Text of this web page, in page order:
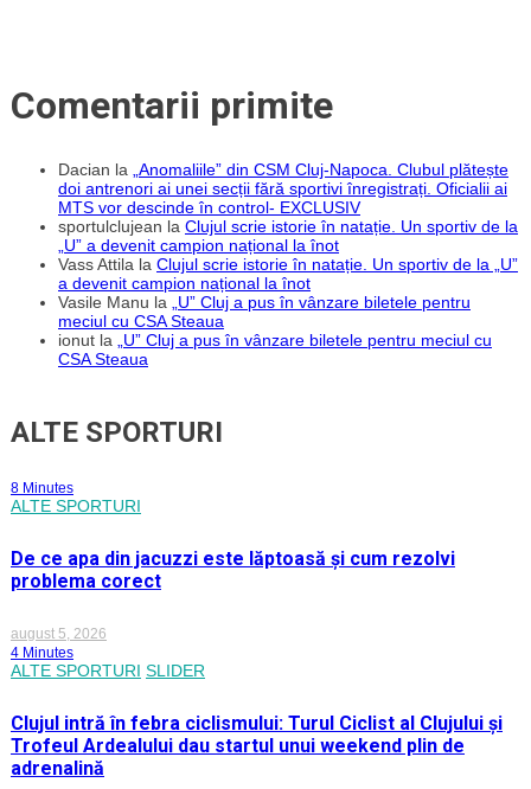
Comentarii primite
Dacian la
„Anomaliile” din CSM Cluj-Napoca. Clubul plătește
doi antrenori ai unei secții fără sportivi înregistrați. Oficialii ai
MTS vor descinde în control- EXCLUSIV
sportulclujean la Clujul scrie istorie în natație. Un sportiv de la
„U” a devenit campion național la înot
Vass Attila la Clujul scrie istorie în natație. Un sportiv de la „U”
a devenit campion național la înot
Vasile Manu la
„U” Cluj a pus în vânzare biletele pentru
meciul cu CSA Steaua
ionut la
„U” Cluj a pus în vânzare biletele pentru meciul cu
CSA Steaua
ALTE SPORTURI
8 Minutes
ALTE SPORTURI
De ce apa din jacuzzi este lăptoasă și cum rezolvi
problema corect
august 5, 2026
4 Minutes
ALTE SPORTURI SLIDER
Clujul intră în febra ciclismului: Turul Ciclist al Clujului și
Trofeul Ardealului dau startul unui weekend plin de
adrenalină